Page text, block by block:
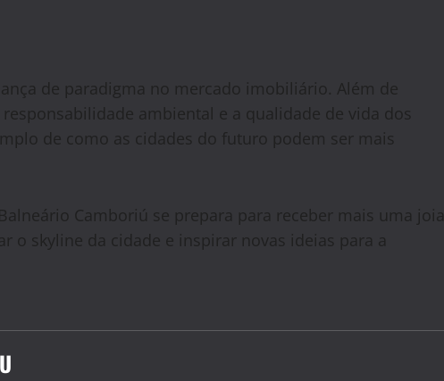
de paradigma no mercado imobiliário. Além de
ambiental e a qualidade de vida dos
de como as cidades do futuro podem ser mais
Camboriú se prepara para receber mais uma joia
o skyline da cidade e inspirar novas ideias para a